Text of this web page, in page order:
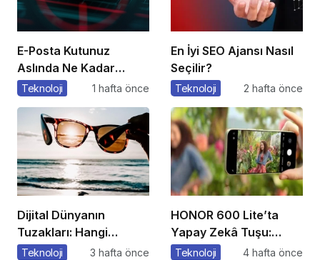
E-Posta Kutunuz
Aslında Ne Kadar
Güvenli?
Teknoloji 1 hafta önce
En İyi SEO Ajansı Nasıl
Seçilir?
Teknoloji 2 hafta önce
Dijital Dünyanın
Tuzakları: Hangi
Yöntemleri
Teknoloji 3 hafta önce
HONOR 600 Lite’ta
Yapay Zekâ Tuşu:
Özelliklere Erişmenin
Teknoloji 4 hafta önce